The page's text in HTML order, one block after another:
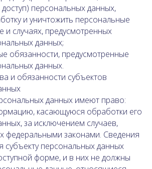
персональных данных,
и уничтожить персональные
и случаях, предусмотренных
данных;
обязанности, предусмотренные
данных.
и обязанности субъектов
данных имеют право:
касающуюся обработки его
за исключением случаев,
федеральными законами. Сведения
субъекту персональных данных
форме, и в них не должны